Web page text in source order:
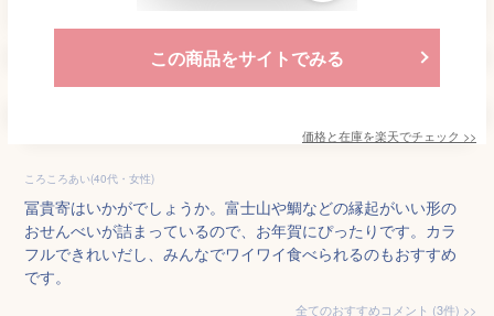
この商品をサイトでみる
価格と在庫を楽天でチェック >>
ころころあい(40代・女性)
冨貴寄はいかがでしょうか。富士山や鯛などの縁起がいい形の
おせんべいが詰まっているので、お年賀にぴったりです。カラ
フルできれいだし、みんなでワイワイ食べられるのもおすすめ
です。
全てのおすすめコメント (3件) >